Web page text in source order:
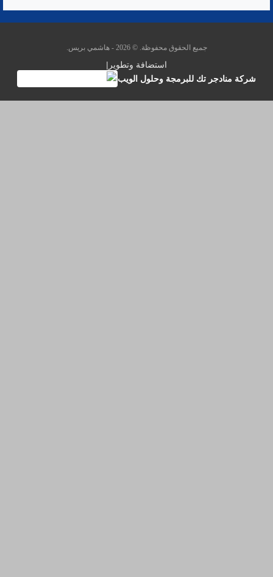
جميع الحقوق محفوظة. © 2026 - هاشمي بريس.
استضافة وتطوير |
شركة منادجر تك للبرمجة وحلول الويب